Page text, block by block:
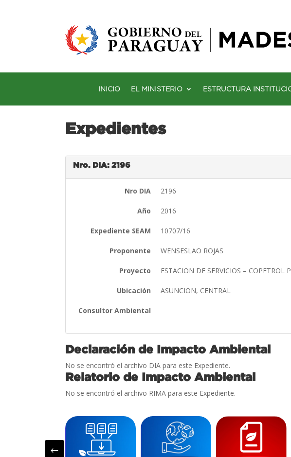
INICIO EL MINISTERIO ESTRUCTURA
Expedientes
Nro. DIA: 2196
Nro DIA 2196
Año 2016
Expediente SEAM 10707/16
Proponente WENSESLAO ROJAS
Proyecto ESTACION DE SERVICIOS – COPETROL
Ubicación ASUNCION, CENTRAL
Consultor Ambiental
Declaración de Impacto Ambiental
No se encontró el archivo DIA para este Expediente.
Relatorio de Impacto Ambiental
No se encontró el archivo RIMA para este Expediente.
#